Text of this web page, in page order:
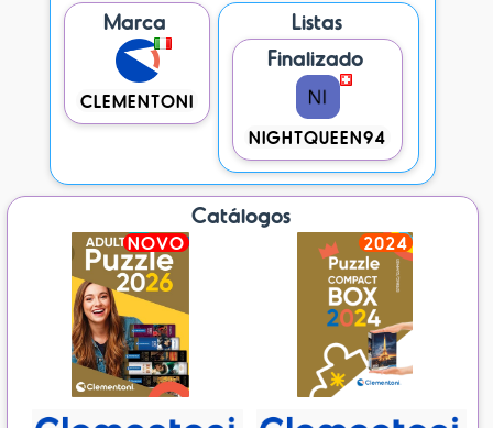
Marca
CLEMENTONI
Listas
Finalizado
NIGHTQUEEN94
Catálogos
NOVO 2024